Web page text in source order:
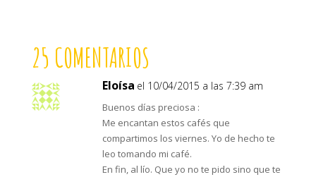
25 COMENTARIOS
Eloísa el 10/04/2015 a las 7:39 am
Buenos días preciosa :
Me encantan estos cafés que
compartimos los viernes. Yo de hecho te
leo tomando mi café.
En fin, al lío. Que yo no te pido sino que te